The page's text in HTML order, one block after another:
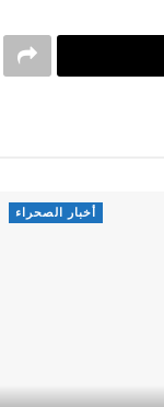
أخبار الصحراء